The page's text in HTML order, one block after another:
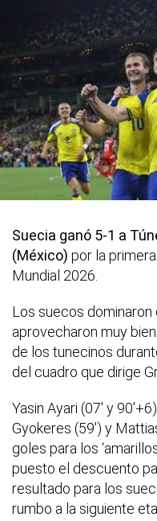
Suecia ganó 5-1 a
(México) por la
Mundial 2026.
Los suecos dominaron
aprovecharon muy
de los tunecinos
del cuadro que dirige
Yasin Ayari (07′ y
Gyokeres (59′) y
goles para los
puesto el descuento
resultado para los
rumbo a la siguiente